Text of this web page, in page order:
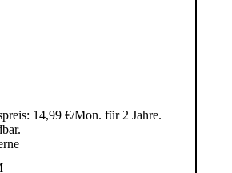
14,99 €/Mon. für 2 Jahre.